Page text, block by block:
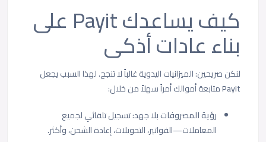
كيف يساعدك Payit على
بناء عادات أذكى
لنكن صريحين: الميزانيات اليدوية غالباً لا تنجح. لهذا السبب يجعل
Payitمتابعة أموالك أمراً سهلاً من خلال:
رؤية المصروفات بلا جهد:تسجيل تلقائي لجميع
المعاملات—الفواتير، التحويلات، إعادة الشحن، وأكثر.